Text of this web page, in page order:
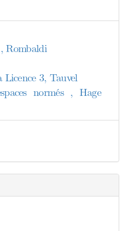
Rombaldi
3, Tauvel
normés , Hage